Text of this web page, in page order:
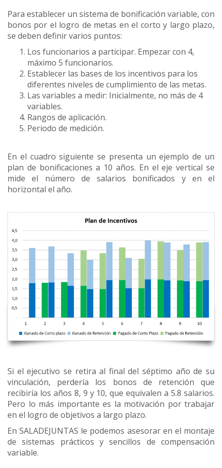
Para establecer un sistema de bonificación variable, con
bonos por el logro de metas en el corto y largo plazo,
se deben definir varios puntos:
Los funcionarios a participar. Empezar con 4,
máximo 5 funcionarios.
Establecer las bases de los incentivos para los
diferentes niveles de cumplimiento de las metas.
Las variables a medir: Inicialmente, no más de 4
variables.
Rangos de aplicación.
Periodo de medición.
En el cuadro siguiente se presenta un ejemplo de un
plan de bonificaciones a 10 años. En el eje vertical se
mide el número de salarios bonificados y en el
horizontal el año.
Si el ejecutivo se retira al final del séptimo año de su
vinculación, perdería los bonos de retención que
recibiría los años 8, 9 y 10, que equivalen a 5.8 salarios.
Pero lo más importante es la motivación por trabajar
en el logro de objetivos a largo plazo.
En SALADEJUNTAS le podemos asesorar en el montaje
de sistemas prácticos y sencillos de compensación
variable.